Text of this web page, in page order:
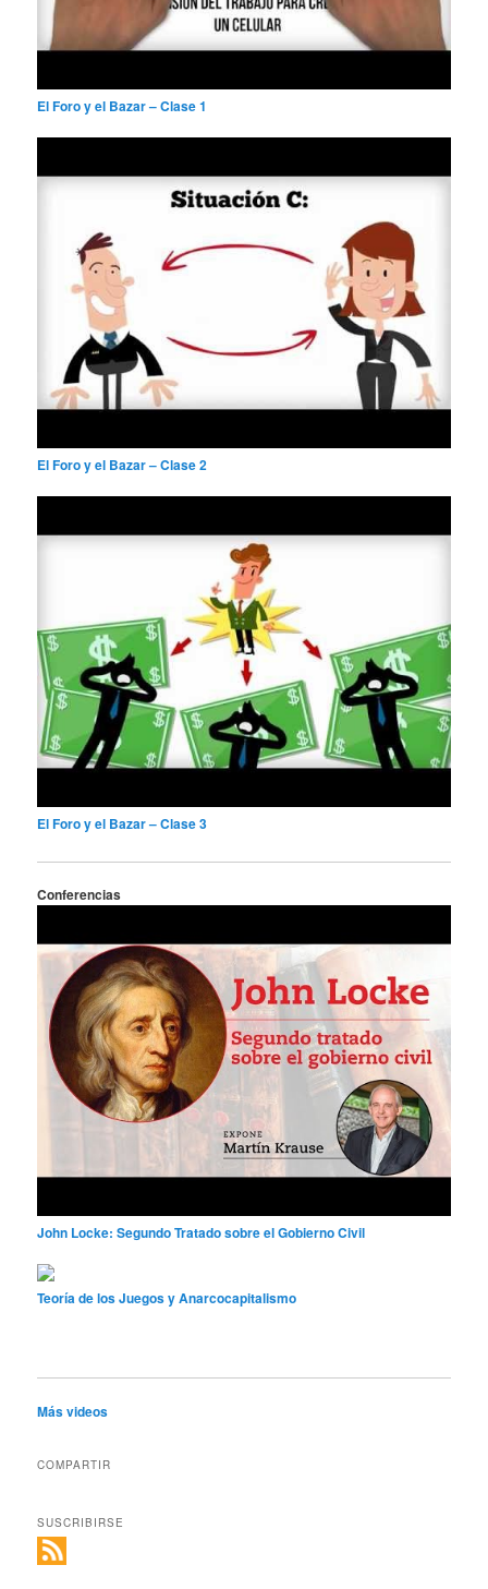
El Foro y el Bazar – Clase 1
El Foro y el Bazar – Clase 2
El Foro y el Bazar – Clase 3
Conferencias
John Locke: Segundo Tratado sobre el Gobierno Civil
Teoría de los Juegos y Anarcocapitalismo
Más videos
COMPARTIR
SUSCRIBIRSE